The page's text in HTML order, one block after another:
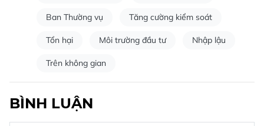
Ban Thường vụ Tăng cường kiểm soát
Tổn hại Môi trường đầu tư Nhập lậu
Trên không gian
BÌNH LUẬN